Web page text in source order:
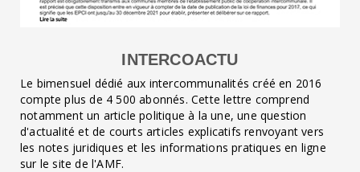
INTERCOACTU
Le bimensuel dédié aux intercommunalités créé en 2016
compte plus de 4 500 abonnés. Cette lettre comprend
notamment un article politique à la une, une question
d'actualité et de courts articles explicatifs renvoyant vers
les notes juridiques et les informations pratiques en ligne
sur le site de l'AMF.